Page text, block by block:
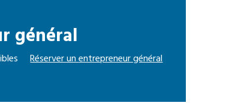
général
Réserver unentrepreneur général